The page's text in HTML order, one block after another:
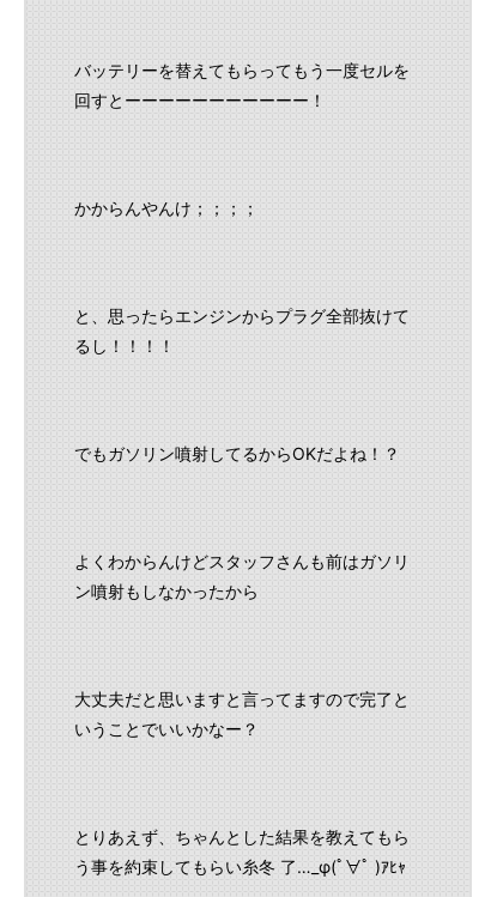
バッテリーを替えてもらってもう一度セルを
回すとーーーーーーーーーーー！
かからんやんけ；；；；
と、思ったらエンジンからプラグ全部抜けて
るし！！！！
でもガソリン噴射してるからOKだよね！？
よくわからんけどスタッフさんも前はガソリ
ン噴射もしなかったから
大丈夫だと思いますと言ってますので完了と
いうことでいいかなー？
とりあえず、ちゃんとした結果を教えてもら
う事を約束してもらい糸冬 了…_φ(ﾟ∀ﾟ )ｱﾋｬ